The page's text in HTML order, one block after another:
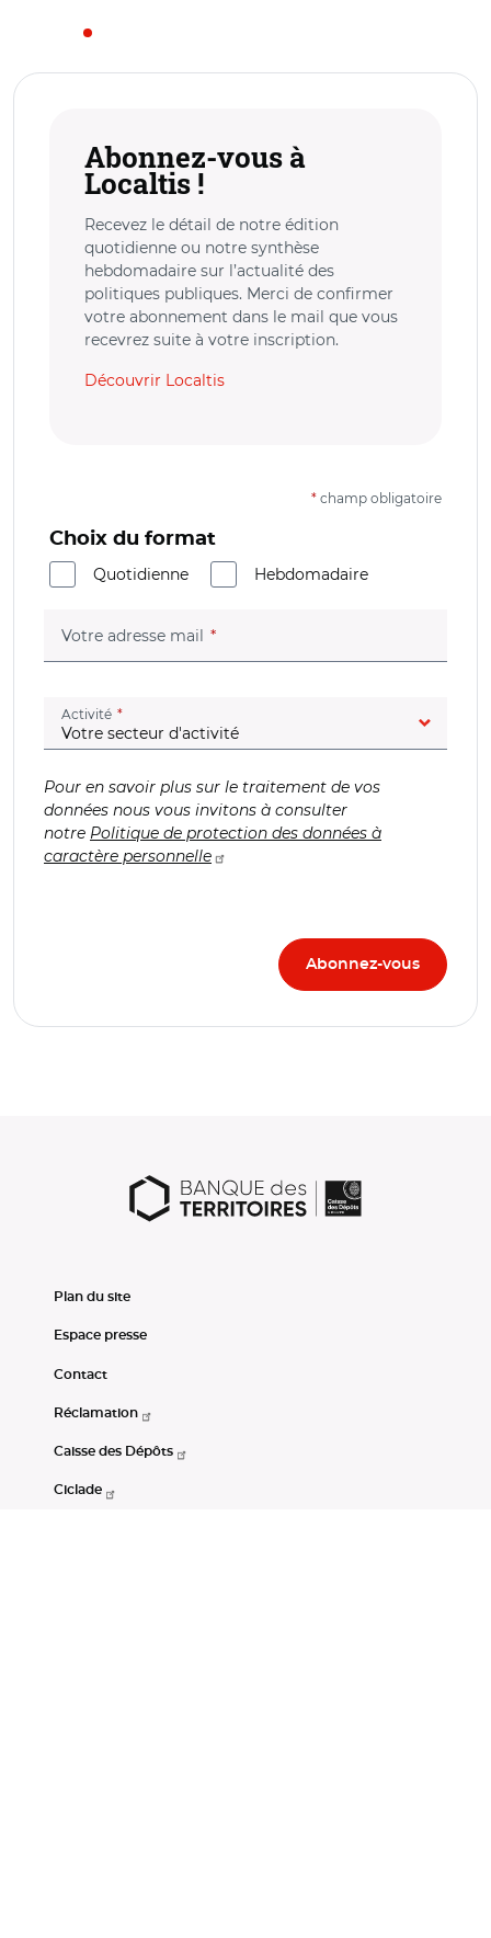
Abonnez-vous à
Localtis !
Recevez le détail de notre édition
quotidienne ou notre synthèse
hebdomadaire sur l’actualité des
politiques publiques. Merci de confirmer
votre abonnement dans le mail que vous
recevrez suite à votre inscription.
Découvrir Localtis
* champ obligatoire
Choix du format
Quotidienne
Hebdomadaire
Votre adresse mail (champ obligatoire)
Activité (champ obligatoire)
Pour en savoir plus sur le traitement de vos
données nous vous invitons à consulter
notre Politique de protection des données à
caractère personnelle
Plan du site
Espace presse
Contact
Réclamation
Caisse des Dépôts
Ciclade